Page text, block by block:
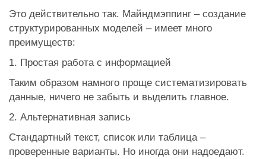
Это действительно так. Майндмэппинг – создание
структурированных моделей – имеет много
преимуществ:
1. Простая работа с информацией
Таким образом намного проще систематизировать
данные, ничего не забыть и выделить главное.
2. Альтернативная запись
Стандартный текст, список или таблица –
проверенные варианты. Но иногда они надоедают.